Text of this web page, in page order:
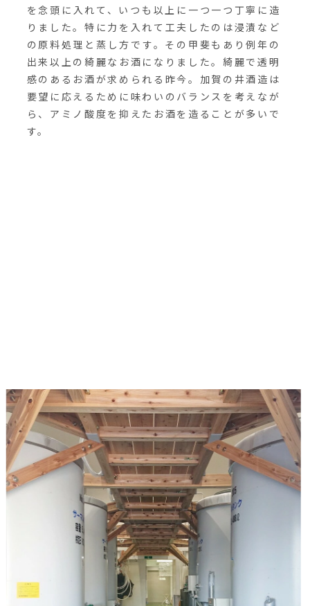
を念頭に入れて、いつも以上に一つ一つ丁寧に造
りました。特に力を入れて工夫したのは浸漬など
の原料処理と蒸し方です。その甲斐もあり例年の
出来以上の綺麗なお酒になりました。綺麗で透明
感のあるお酒が求められる昨今。加賀の井酒造は
要望に応えるために味わいのバランスを考えなが
ら、アミノ酸度を抑えたお酒を造ることが多いで
す。